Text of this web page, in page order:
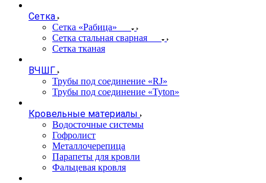
Сетка
Сетка «Рабица»
Сетка стальная сварная
Сетка тканая
ВЧШГ
Трубы под соединение «RJ»
Трубы под соединение «Tyton»
Кровельные материалы
Водосточные системы
Гофролист
Металлочерепица
Парапеты для кровли
Фальцевая кровля